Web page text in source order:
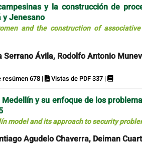
y la construcción de
y Jenesano
and the construction of
Serrano Ávila, Rodolfo Antonio
resúmen 678 | Vistas de PDF 337 |
Medellín y su enfoque de los
model and its approach to security
Agudelo Chaverra, Deiman